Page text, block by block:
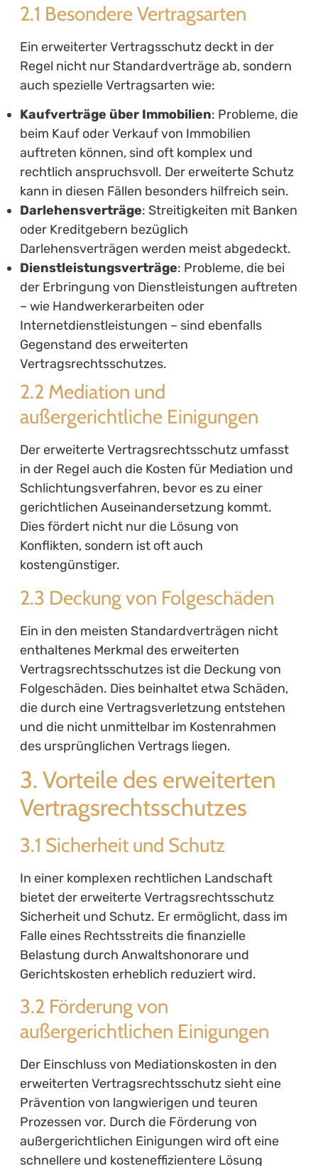
2.1 Besondere Vertragsarten
Ein erweiterter Vertragsschutz deckt in der
Regel nicht nur Standardverträge ab, sondern
auch spezielle Vertragsarten wie:
Kaufverträge über Immobilien: Probleme, die
beim Kauf oder Verkauf von Immobilien
auftreten können, sind oft komplex und
rechtlich anspruchsvoll. Der erweiterte Schutz
kann in diesen Fällen besonders hilfreich sein.
Darlehensverträge: Streitigkeiten mit Banken
oder Kreditgebern bezüglich
Darlehensverträgen werden meist abgedeckt.
Dienstleistungsverträge: Probleme, die bei
der Erbringung von Dienstleistungen auftreten
– wie Handwerkerarbeiten oder
Internetdienstleistungen – sind ebenfalls
Gegenstand des erweiterten
Vertragsrechtsschutzes.
2.2 Mediation und
außergerichtliche Einigungen
Der erweiterte Vertragsrechtsschutz umfasst
in der Regel auch die Kosten für Mediation und
Schlichtungsverfahren, bevor es zu einer
gerichtlichen Auseinandersetzung kommt.
Dies fördert nicht nur die Lösung von
Konflikten, sondern ist oft auch
kostengünstiger.
2.3 Deckung von Folgeschäden
Ein in den meisten Standardverträgen nicht
enthaltenes Merkmal des erweiterten
Vertragsrechtsschutzes ist die Deckung von
Folgeschäden. Dies beinhaltet etwa Schäden,
die durch eine Vertragsverletzung entstehen
und die nicht unmittelbar im Kostenrahmen
des ursprünglichen Vertrags liegen.
3. Vorteile des erweiterten
Vertragsrechtsschutzes
3.1 Sicherheit und Schutz
In einer komplexen rechtlichen Landschaft
bietet der erweiterte Vertragsrechtsschutz
Sicherheit und Schutz. Er ermöglicht, dass im
Falle eines Rechtsstreits die finanzielle
Belastung durch Anwaltshonorare und
Gerichtskosten erheblich reduziert wird.
3.2 Förderung von
außergerichtlichen Einigungen
Der Einschluss von Mediationskosten in den
erweiterten Vertragsrechtsschutz sieht eine
Prävention von langwierigen und teuren
Prozessen vor. Durch die Förderung von
außergerichtlichen Einigungen wird oft eine
schnellere und kosteneffizientere Lösung